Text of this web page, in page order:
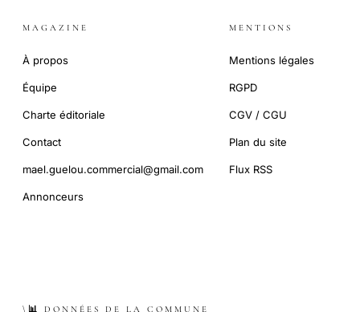
MAGAZINE
À propos
Équipe
Charte éditoriale
Contact
mael.guelou.commercial@gmail.com
Annonceurs
MENTIONS
Mentions légales
RGPD
CGV / CGU
Plan du site
Flux RSS
\📊 DONNÉES DE LA COMMUNE